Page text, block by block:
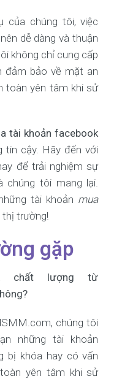
của chúng tôi, việc
dễ dàng và thuận
không chỉ cung cấp
đảm bảo về mặt an
toàn yên tâm khi sử
tài khoản facebook
tin cậy. Hãy đến với
để trải nghiệm sự
chúng tôi mang lại.
tài khoản mua
trường!
gặp
chất lượng từ
chúng tôi
những tài khoản
bị khóa hay có vấn
yên tâm khi sử